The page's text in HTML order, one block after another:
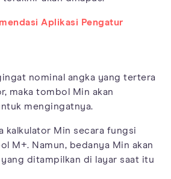
Aplikasi Pengatur
nominal angka yang tertera
maka tombol Min akan
mengingatnya.
kalkulator Min secara fungsi
M+. Namun, bedanya Min akan
ditampilkan di layar saat itu